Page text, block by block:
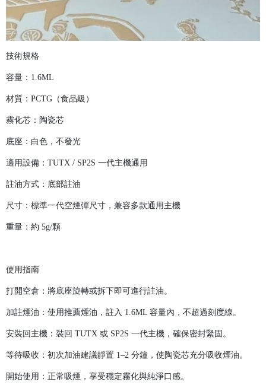
技術規格
容量：1.6ML
材質：PCTG（食品級）
霧化芯：陶瓷芯
底座：白色，不發光
適用設備：TUTX / SP2S 一代主機通用
註油方式：底部註油
尺寸：標準一代空煙彈尺寸，兼容多款通用主機
重量：約 5g/顆
使用指南
打開空倉：將底座旋轉或拆下即可進行註油。
加註煙油：使用推薦煙油，註入 1.6ML 容量內，不超過刻度線。
安裝回主機：裝回 TUTX 或 SP2S 一代主機，確保密封緊固。
等待吸收：初次加油建議靜置 1–2 分鐘，使陶瓷芯充分吸收煙油。
開始使用：正常吸煙，享受穩定霧化與純淨口感。